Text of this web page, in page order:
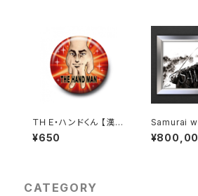
ＴＨＥ・ハンドくん 【漢バ
ッチ】 レッド
¥650
Samurai
（原画）【
CATEGORY